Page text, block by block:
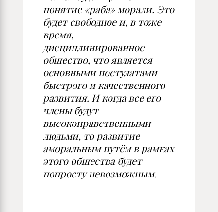
понятие «раба» морали. Это
будет свободное и, в тоже
время,
дисциплинированное
общество, что является
основными постулатами
быстрого и качественного
развития. И когда все его
члены будут
высоконравственными
людьми, то развитие
аморальным путём в рамках
этого общества будет
попросту невозможным.